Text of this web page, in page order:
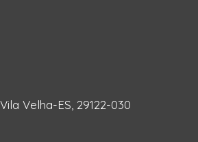
Velha-ES, 29122-030